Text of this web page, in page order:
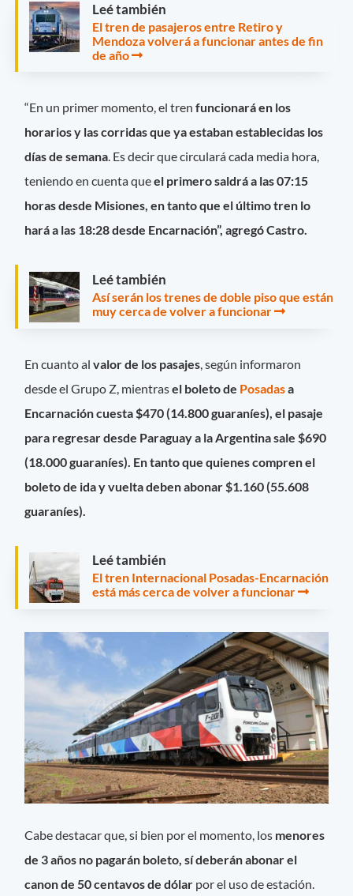
Leé también
El tren de pasajeros entre Retiro y
Mendoza volverá a funcionar antes de fin
de año
“En un primer momento, el trenfuncionará en los
horarios y las corridas que ya estaban establecidas los
días de semana. Es decir que circulará cada media hora,
teniendo en cuenta queel primero saldrá a las 07:15
horas desde Misiones, en tanto que el último tren lo
hará a las 18:28 desde Encarnación”, agregó Castro.
Leé también
Así serán los trenes de doble piso que están
muy cerca de volver a funcionar
En cuanto alvalor de los pasajes , según informaron
desde el Grupo Z, mientrasel boleto de Posadasa
Encarnación cuesta $470 (14.800 guaraníes), el pasaje
para regresar desde Paraguay a la Argentina sale $690
(18.000 guaraníes). En tanto que quienes compren el
boleto de ida y vuelta deben abonar $1.160 (55.608
guaraníes).
Leé también
El tren Internacional Posadas-Encarnación
está más cerca de volver a funcionar
Cabe destacar que, si bien por el momento, los menores
de 3 años no pagarán boleto, sí deberán abonar el
canon de 50 centavos de dólar por el uso de estación.